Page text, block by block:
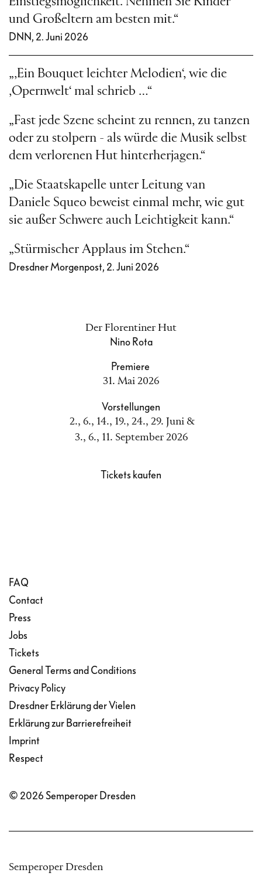
und Großeltern am besten mit.“
DNN, 2. Juni 2026
„‚Ein Bouquet leichter Melodien‘, wie die
‚Opernwelt‘ mal schrieb …“
„Fast jede Szene scheint zu rennen, zu tanzen
oder zu stolpern - als würde die Musik selbst
dem verlorenen Hut hinterherjagen.“
„Die Staatskapelle unter Leitung van
Daniele Squeo beweist einmal mehr, wie gut
sie außer Schwere auch Leichtigkeit kann.“
„Stürmischer Applaus im Stehen.“
Dresdner Morgenpost, 2. Juni 2026
Der Florentiner Hut
Nino Rota
Premiere
31. Mai 2026
Vorstellungen
2., 6., 14., 19., 24., 29. Juni &
3., 6., 11. September 2026
Tickets kaufen
FAQ
Contact
Press
Jobs
Tickets
General Terms and Conditions
Privacy Policy
Dresdner Erklärung der Vielen
Erklärung zur Barrierefreiheit
Imprint
Respect
© 2026 Semperoper Dresden
Semperoper Dresden